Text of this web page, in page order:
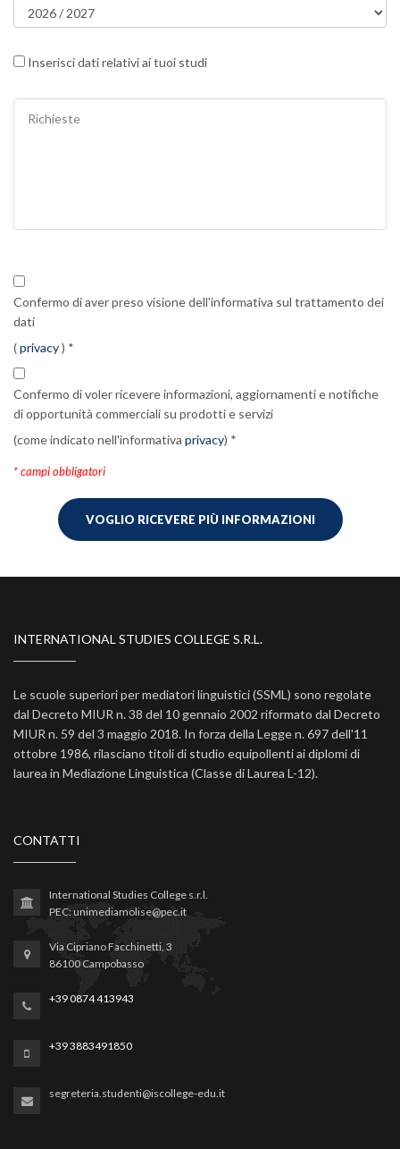
Inserisci dati relativi ai tuoi studi
Confermo di aver preso visione dell'informativa sul trattamento dei
dati
(privacy) *
Confermo di voler ricevere informazioni, aggiornamenti e notifiche
di opportunità commerciali su prodotti e servizi
(come indicato nell'informativa privacy) *
* campi obbligatori
VOGLIO RICEVERE PIÙ INFORMAZIONI
INTERNATIONAL STUDIES COLLEGE S.R.L.
Le scuole superiori per mediatori linguistici (SSML) sono regolate
dal Decreto MIUR n. 38 del 10 gennaio 2002 riformato dal Decreto
MIUR n. 59 del 3 maggio 2018. In forza della Legge n. 697 dell'11
ottobre 1986, rilasciano titoli di studio equipollenti ai diplomi di
laurea in Mediazione Linguistica (Classe di Laurea L-12).
CONTATTI
International Studies College s.r.l.
PEC: unimediamolise@pec.it
Via Cipriano Facchinetti, 3
86100 Campobasso
+39 0874 413943
+39 3883491850
segreteria.studenti@iscollege-edu.it